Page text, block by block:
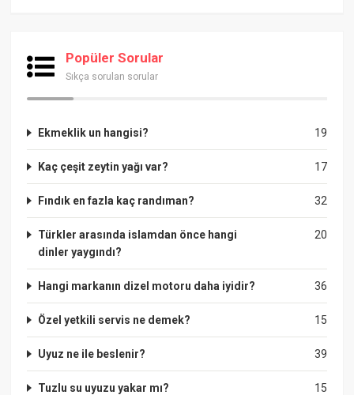
Popüler Sorular
Sıkça sorulan sorular
19
Ekmeklik un hangisi?
17
Kaç çeşit zeytin yağı var?
32
Fındık en fazla kaç randıman?
20
Türkler arasında islamdan önce hangi
dinler yaygındı?
36
Hangi markanın dizel motoru daha iyidir?
15
Özel yetkili servis ne demek?
39
Uyuz ne ile beslenir?
15
Tuzlu su uyuzu yakar mı?